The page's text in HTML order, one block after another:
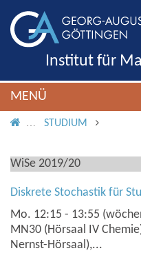
Institut für
MENÜ
IMS ROOT
STUDIUM
WiSe 2019/20
Diskrete Stochastik für
Mo. 12:15 - 13:55
MN30 (Hörsaal IV
Nernst-Hörsaal),...